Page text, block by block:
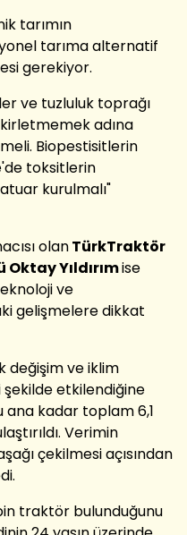
tarımın
tarıma alternatif
gerekiyor.
ve tuzluluk toprağı
adına
Biopestisitlerin
toksitlerin
kurulmalı"
olanTürkTraktör
Oktay Yıldırımise
ve
gelişmelere dikkat
değişim ve iklim
etkilendiğine
ana kadar toplam 6,1
Verimin
çekilmesi açısından
traktör bulunduğunu